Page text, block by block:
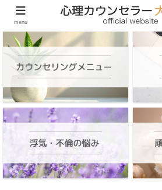
頑張る大人の女性のためのオンライ
menu